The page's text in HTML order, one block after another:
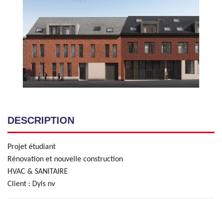
DESCRIPTION
Projet étudiant
Rénovation et nouvelle construction
HVAC & SANITAIRE
Client : Dyls nv